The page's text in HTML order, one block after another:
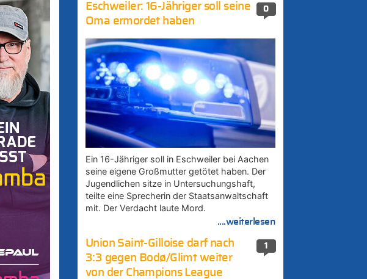
0
Eschweiler: 16-Jähriger soll seine
Oma ermordet haben
Ein 16-Jähriger soll in Eschweiler bei Aachen
seine eigene Großmutter getötet haben. Der
Jugendlichen sitze in Untersuchungshaft,
teilte eine Sprecherin der Staatsanwaltschaft
mit. Der Verdacht laute Mord.
....weiterlesen
1
Union Saint-Gilloise darf nach
3:3 gegen Bodø/Glimt weiter
von der Champions League